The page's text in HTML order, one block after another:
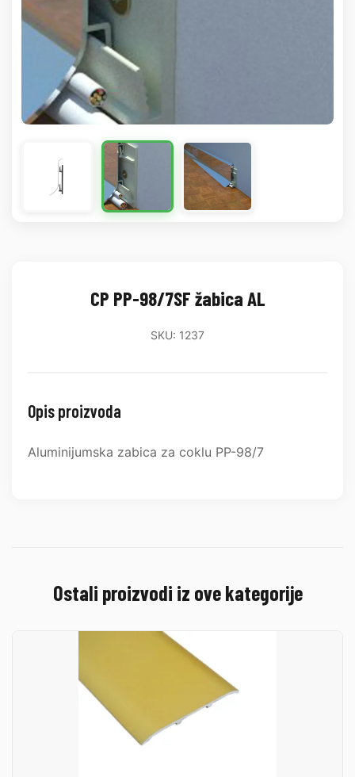
CP PP-98/7SF žabica AL
SKU: 1237
Opis proizvoda
Aluminijumska zabica za coklu PP-98/7
Ostali proizvodi iz ove kategorije